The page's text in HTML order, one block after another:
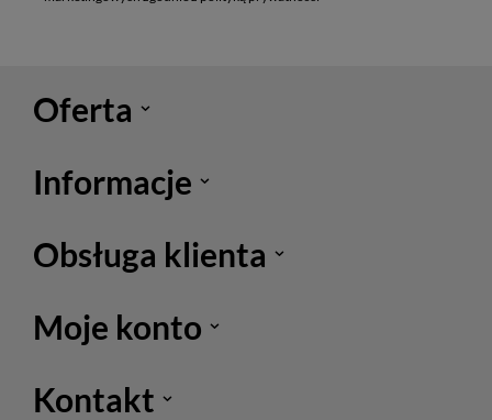
Oferta
Informacje
Obsługa klienta
Moje konto
Kontakt